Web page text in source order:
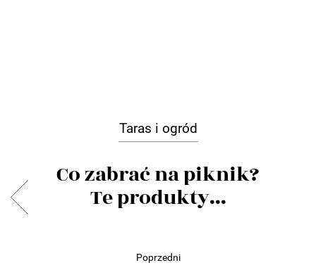
Taras i ogród
Co zabrać na piknik?
Te produkty...
Poprzedni